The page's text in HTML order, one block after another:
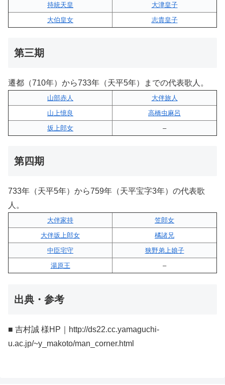
持統天皇
大津皇子
大伯皇女
志貴皇子
第三期
遷都（710年）から733年（天平5年）までの代表歌人。
山部赤人
大伴旅人
山上憶良
高橋虫麻呂
坂上郎女
–
第四期
733年（天平5年）から759年（天平宝字3年）の代表歌
人。
大伴家持
笠郎女
大伴坂上郎女
橘諸兄
中臣宅守
狭野弟上娘子
湯原王
–
出典・参考
■ 吉村誠 様HP｜http://ds22.cc.yamaguchi-
u.ac.jp/~y_makoto/man_corner.html